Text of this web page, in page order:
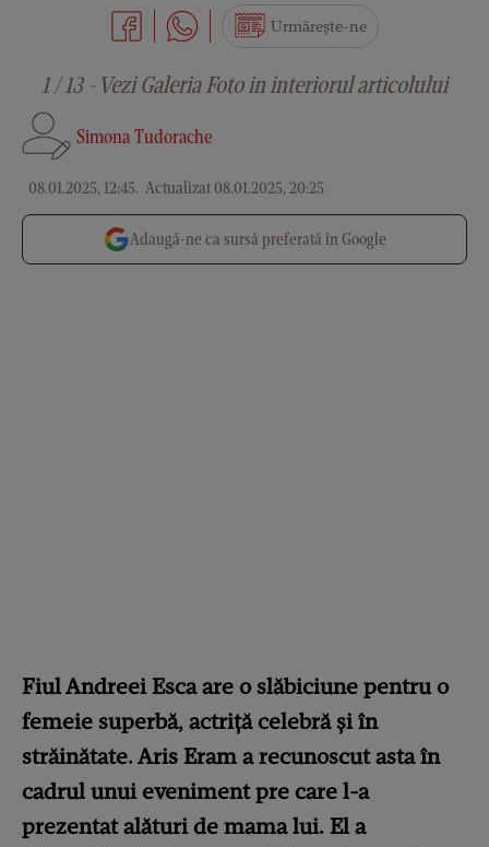
Simona Tudorache
08.01.2025, 12:45. Actualizat 08.01.2025, 20:25
Urmărește-ne
1 / 13 - Vezi Galeria Foto in interiorul articolului
Adaugă-ne ca sursă preferată în Google
Fiul Andreei Esca are o slăbiciune pentru o
femeie superbă, actriță celebră și în
străinătate. Aris Eram a recunoscut asta în
cadrul unui eveniment pre care l-a
prezentat alături de mama lui. El a